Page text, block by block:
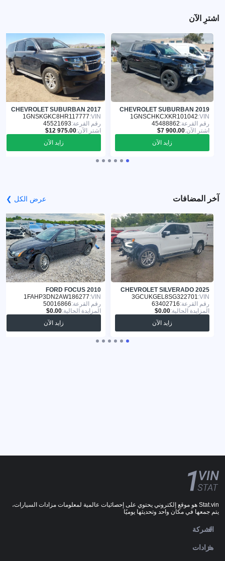
اشترِ الآن
CHEVROLET SUBURBAN 2019
VIN:
1GNSCHKCXKR101042
رقم القرعة:45488862
اشترِ الآن:
زايد الآن
CHEVROLET SUBURBAN 2017
VIN:
1GNSKGKC8HR117777
رقم القرعة:45521693
اشترِ الآن:
زايد الآن
آخر المضافات عرض الكل ❯
CHEVROLET SILVERADO 2025
VIN:
3GCUKGEL8SG322701
رقم القرعة:63402716
المزايدة الحالية:
زايد الآن
FORD FOCUS 2010
VIN:
1FAHP3DN2AW186277
رقم القرعة:50016866
المزايدة الحالية:
زايد الآن
Stat.vin هو موقع إلكتروني يحتوي على إحصائيات عالمية لمعلومات مزادات السيارات،
يتم جمعها في مكان واحد وتحديثها يوميًا
الشركة
مزادات